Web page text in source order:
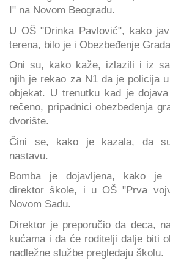
I" na Novom Beogradu.
U OŠ "Drinka Pavlović", kako
terena, bilo je i Obezbeđenje
Oni su, kako kaže, izlazili i iz
njih je rekao za N1 da je policija
objekat. U trenutku kad je
rečeno, pripadnici obezbeđenja
dvorište.
Čini se, kako je kazala, da
nastavu.
Bomba je dojavljena, kako je
direktor škole, i u OŠ "Prva
Novom Sadu.
Direktor je preporučio da deca,
kućama i da će roditelji dalje biti
nadležne službe pregledaju školu.